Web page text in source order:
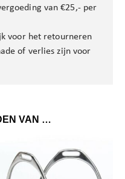
VAN …
van €25,- per
voor het retourneren
of verlies zijn voor